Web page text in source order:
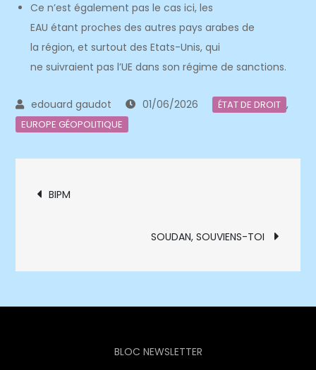
Ce n’est également pas le cas ici, les
EAU étant proches des autres pays arabes de
la région, et surtout des Etats-Unis, qui
ne suivraient pas l’UE dans son régime de sanctions.
01/06/2026 ÉTAT DE DROIT ,
EUROPE GÉOPOLITIQUE
Navigation
l’article
BIPM
SOUDAN, SOUVIENS-TOI
BLOC NEWSLETTER